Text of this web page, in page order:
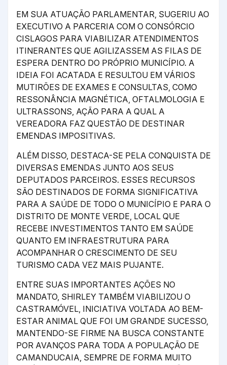
EM SUA ATUAÇÃO PARLAMENTAR, SUGERIU AO
EXECUTIVO A PARCERIA COM O CONSÓRCIO
CISLAGOS PARA VIABILIZAR ATENDIMENTOS
ITINERANTES QUE AGILIZASSEM AS FILAS DE
ESPERA DENTRO DO PRÓPRIO MUNICÍPIO. A
IDEIA FOI ACATADA E RESULTOU EM VÁRIOS
MUTIRÕES DE EXAMES E CONSULTAS, COMO
RESSONÂNCIA MAGNÉTICA, OFTALMOLOGIA E
ULTRASSONS, AÇÃO PARA A QUAL A
VEREADORA FAZ QUESTÃO DE DESTINAR
EMENDAS IMPOSITIVAS.
ALÉM DISSO, DESTACA-SE PELA CONQUISTA DE
DIVERSAS EMENDAS JUNTO AOS SEUS
DEPUTADOS PARCEIROS. ESSES RECURSOS
SÃO DESTINADOS DE FORMA SIGNIFICATIVA
PARA A SAÚDE DE TODO O MUNICÍPIO E PARA O
DISTRITO DE MONTE VERDE, LOCAL QUE
RECEBE INVESTIMENTOS TANTO EM SAÚDE
QUANTO EM INFRAESTRUTURA PARA
ACOMPANHAR O CRESCIMENTO DE SEU
TURISMO CADA VEZ MAIS PUJANTE.
ENTRE SUAS IMPORTANTES AÇÕES NO
MANDATO, SHIRLEY TAMBÉM VIABILIZOU O
CASTRAMÓVEL, INICIATIVA VOLTADA AO BEM-
ESTAR ANIMAL QUE FOI UM GRANDE SUCESSO,
MANTENDO-SE FIRME NA BUSCA CONSTANTE
POR AVANÇOS PARA TODA A POPULAÇÃO DE
CAMANDUCAIA, SEMPRE DE FORMA MUITO